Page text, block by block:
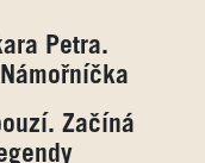
Petra.
Začíná